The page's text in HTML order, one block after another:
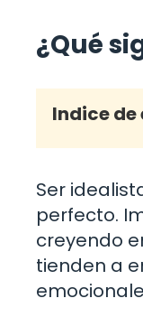
¿Qué
Indice
Ser
perfecto.
creyendo
tienden a